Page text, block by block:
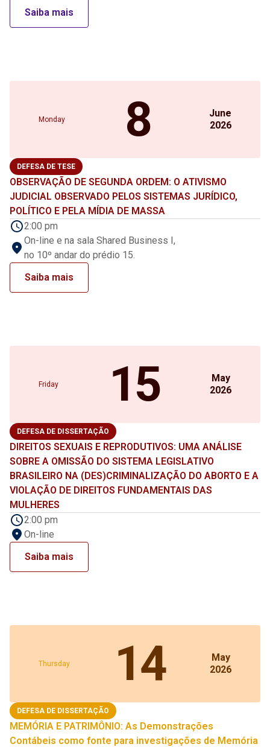
Saiba mais
Monday 8
June
2026
DEFESA DE TESE
OBSERVAÇÃO DE SEGUNDA ORDEM: O ATIVISMO
JUDICIAL OBSERVADO PELOS SISTEMAS JURÍDICO,
POLÍTICO E PELA MÍDIA DE MASSA
2:00 pm
On-line e na sala Shared Business I,
no 10º andar do prédio 15.
Saiba mais
Friday 15
May
2026
DEFESA DE DISSERTAÇÃO
DIREITOS SEXUAIS E REPRODUTIVOS: UMA ANÁLISE
SOBRE A OMISSÃO DO SISTEMA LEGISLATIVO
BRASILEIRO NA (DES)CRIMINALIZAÇÃO DO ABORTO E A
VIOLAÇÃO DE DIREITOS FUNDAMENTAIS DAS
MULHERES
2:00 pm
On-line
Saiba mais
Thursday 14
May
2026
DEFESA DE DISSERTAÇÃO
MEMÓRIA E PATRIMÔNIO: As Demonstrações
Contábeis como fonte para investigações de Memória